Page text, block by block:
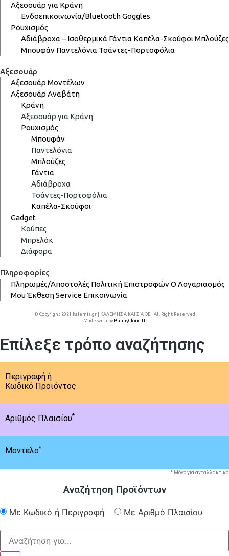
Αξεσουάρ για Κράνη
Ενδοεπικοινωνία/BluetoothGoggles
Ρουχισμός
Αδιάβροχα – Ισοθερμικά Γάντια Καπέλα-Σκούφοι Μπλούζες
Μπουφάν Παντελόνια Τσάντες-Πορτοφόλια
Αξεσουάρ
Αξεσουάρ Μοντέλων
Αξεσουάρ Αναβάτη
Κράνη
Αξεσουάρ για Κράνη
Ρουχισμός
Μπουφάν
Παντελόνια
Μπλούζες
Γάντια
Αδιάβροχα
Τσάντες-Πορτοφόλια
Καπέλα-Σκούφοι
Gadget
Κούπες
Μπρελόκ
Διάφορα
Πληροφορίες
Πληρωμές/Αποστολές Πολιτική ΕπιστροφώνΟ Λογαριασμός
ΜουΈκθεσηService Επικοινωνία
© Copyright 2021 kalemis.gr | ΚΑΛΕΜΗΣ Α ΚΑΙ ΣΙΑ ΟΕ | All Right Reserved
Made with by BunnyCloud.IT
Επίλεξε τρόπο αναζήτησης
Περιγραφή ή
Κωδικό Προϊόντος
Αριθμός Πλαισίου*
Μοντέλο*
* Μόνο για ανταλλακτικά
Αναζήτηση Προϊόντων
Με Κωδικό ή Περιγραφή Με Αριθμό Πλαισίου